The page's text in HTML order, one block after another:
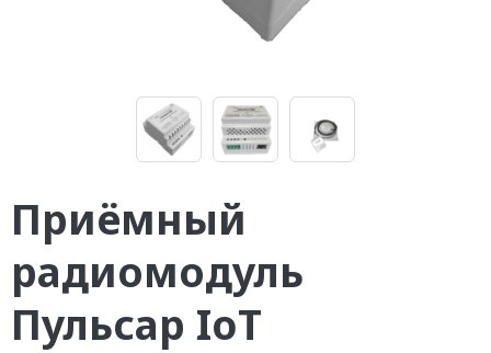
Приёмный
радиомодуль
Пульсар IoT